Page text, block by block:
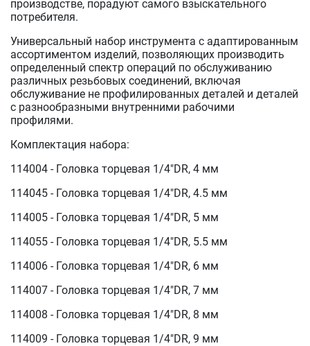
производстве, порадуют самого взыскательного
потребителя.
Универсальный набор инструмента с адаптированным
ассортиментом изделий, позволяющих производить
определенный спектр операций по обслуживанию
различных резьбовых соединений, включая
обслуживание не профилированных деталей и деталей
с разнообразными внутренними рабочими
профилями.
Комплектация набора:
114004 - Головка торцевая 1/4"DR, 4 мм
114045 - Головка торцевая 1/4"DR, 4.5 мм
114005 - Головка торцевая 1/4"DR, 5 мм
114055 - Головка торцевая 1/4"DR, 5.5 мм
114006 - Головка торцевая 1/4"DR, 6 мм
114007 - Головка торцевая 1/4"DR, 7 мм
114008 - Головка торцевая 1/4"DR, 8 мм
114009 - Головка торцевая 1/4"DR, 9 мм